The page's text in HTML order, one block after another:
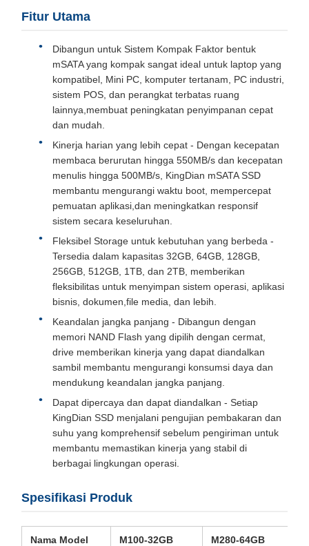
Fitur Utama
Dibangun untuk Sistem Kompak Faktor bentuk
mSATA yang kompak sangat ideal untuk laptop yang
kompatibel, Mini PC, komputer tertanam, PC industri,
sistem POS, dan perangkat terbatas ruang
lainnya,membuat peningkatan penyimpanan cepat
dan mudah.
Kinerja harian yang lebih cepat - Dengan kecepatan
membaca berurutan hingga 550MB/s dan kecepatan
menulis hingga 500MB/s, KingDian mSATA SSD
membantu mengurangi waktu boot, mempercepat
pemuatan aplikasi,dan meningkatkan responsif
sistem secara keseluruhan.
Fleksibel Storage untuk kebutuhan yang berbeda -
Tersedia dalam kapasitas 32GB, 64GB, 128GB,
256GB, 512GB, 1TB, dan 2TB, memberikan
fleksibilitas untuk menyimpan sistem operasi, aplikasi
bisnis, dokumen,file media, dan lebih.
Keandalan jangka panjang - Dibangun dengan
memori NAND Flash yang dipilih dengan cermat,
drive memberikan kinerja yang dapat diandalkan
sambil membantu mengurangi konsumsi daya dan
mendukung keandalan jangka panjang.
Dapat dipercaya dan dapat diandalkan - Setiap
KingDian SSD menjalani pengujian pembakaran dan
suhu yang komprehensif sebelum pengiriman untuk
membantu memastikan kinerja yang stabil di
berbagai lingkungan operasi.
Spesifikasi Produk
Nama Model M100-32GB M280-64GB